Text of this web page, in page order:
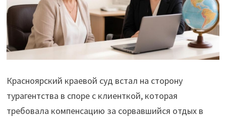
Красноярский краевой суд встал на сторону
турагентства в споре с клиенткой, которая
требовала компенсацию за сорвавшийся отдых в